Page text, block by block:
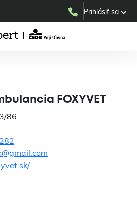
Prihlásiť sa
FOXYVET
86